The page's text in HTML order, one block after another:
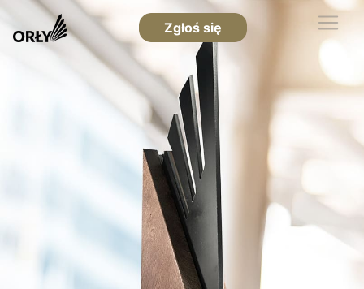
Zgłoś się